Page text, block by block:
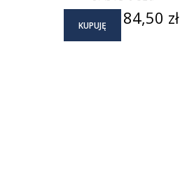
KUPUJĘ Cena
84,50 zł